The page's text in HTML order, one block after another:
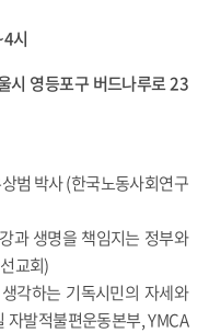
시
시 영등포구 버드나루로 23
범 박사 (한국노동사회연구
과 생명을 책임지는 정부와
교회)
각하는 기독시민의 자세와
자발적불편운동본부, YMCA